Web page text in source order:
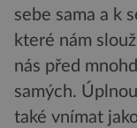
sebe sama a k
které nám
nás před
samých.
také vnímat